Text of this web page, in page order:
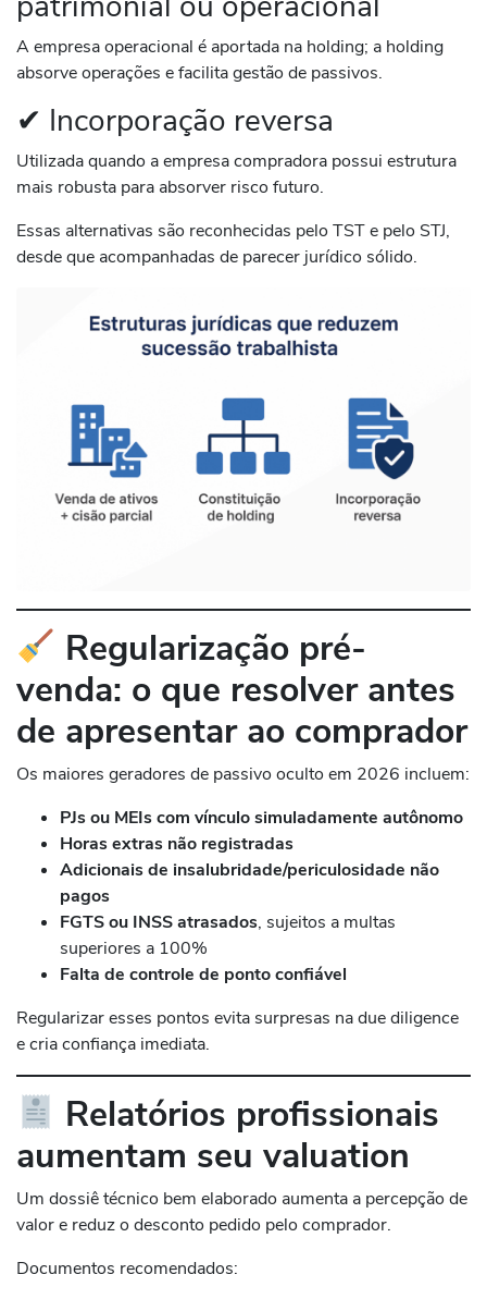
A empresa operacional é aportada na holding; a holding
absorve operações e facilita gestão de passivos.
✔ Incorporação reversa
Utilizada quando a empresa compradora possui estrutura
mais robusta para absorver risco futuro.
Essas alternativas são reconhecidas pelo TST e pelo STJ,
desde que acompanhadas de parecer jurídico sólido.
Regularização pré-
venda: o que resolver antes
de apresentar ao comprador
Os maiores geradores de passivo oculto em 2026 incluem:
PJs ou MEIs com vínculo simuladamente autônomo
Horas extras não registradas
Adicionais de insalubridade/periculosidade não
pagos
FGTS ou INSS atrasados, sujeitos a multas
superiores a 100%
Falta de controle de ponto confiável
Regularizar esses pontos evita surpresas na due diligence
e cria confiança imediata.
Relatórios profissionais
aumentam seu valuation
Um dossiê técnico bem elaborado aumenta a percepção de
valor e reduz o desconto pedido pelo comprador.
Documentos recomendados: